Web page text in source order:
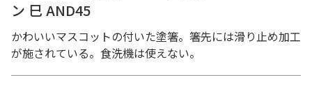
ン 巳 AND45
かわいいマスコットの付いた塗箸。箸先には滑り止め加工
が施されている。食洗機は使えない。